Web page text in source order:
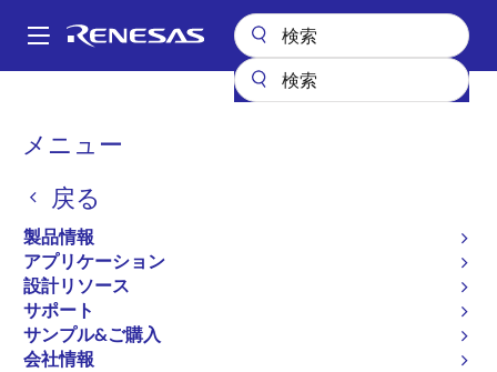
ン
Main
メニュー
戻る
製品情報
アプリケーション
設計リソース
サポート
サンプル&ご購入
会社情報
パ
く
ず
R8A20646BG-G
R8A20646BG-G
廃止品
Network Search Engines (NSE’s)